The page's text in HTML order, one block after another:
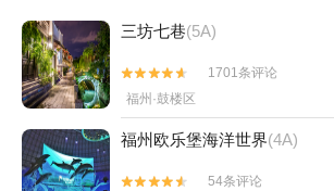
三坊七巷(5A)


1701条评论
福州·鼓楼区
福州欧乐堡海洋世界(4A)


54条评论